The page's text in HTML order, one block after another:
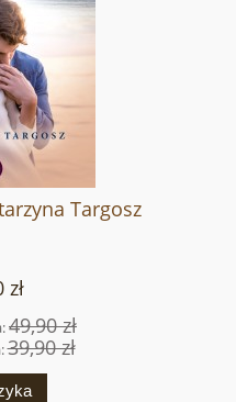
Targosz
zł
49,90 zł
39,90 zł